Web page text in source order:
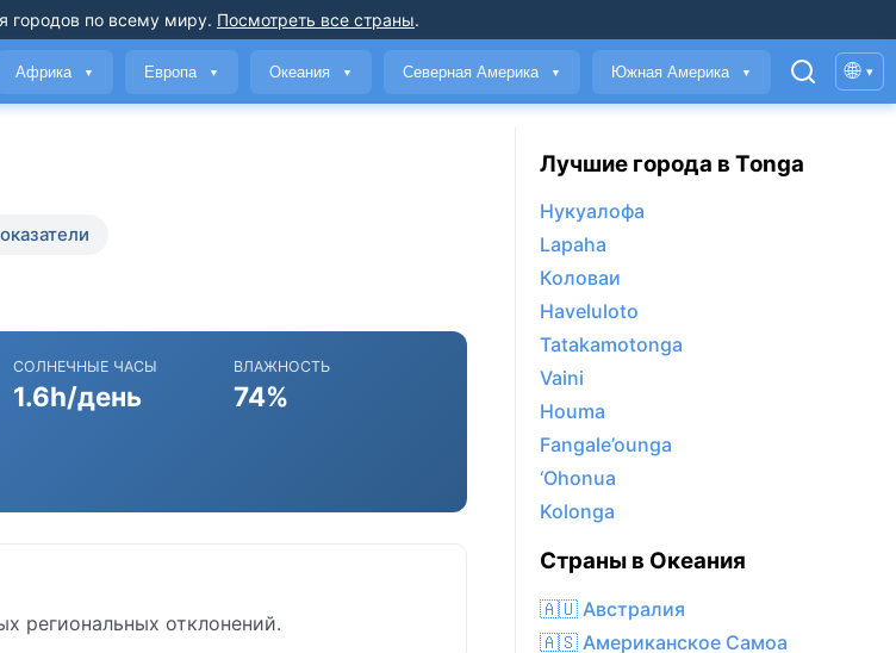
городов по всему миру. Посмотреть все страны.
Африка ▼ Европа ▼ Океания ▼ Северная Америка ▼ Южная Америка ▼ 🌐 ▾
СОЛНЕЧНЫЕ ЧАСЫ
1.6h/день
ВЛАЖНОСТЬ
74%
региональных отклонений.
Лучшие города в Tonga
Нукуалофа
Lapaha
Коловаи
Haveluloto
Tatakamotonga
Vaini
Houma
Fangale’ounga
‘Ohonua
Kolonga
Страны в Океания
🇦🇺 Австралия
🇦🇸 Американское Самоа